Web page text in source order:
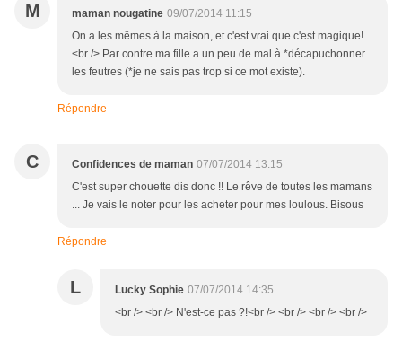
M maman nougatine 09/07/2014 11:15
On a les mêmes à la maison, et c'est vrai que c'est magique!
<br /> Par contre ma fille a un peu de mal à *décapuchonner
les feutres (*je ne sais pas trop si ce mot existe).
Répondre
C Confidences de maman 07/07/2014 13:15
C'est super chouette dis donc !! Le rêve de toutes les mamans
... Je vais le noter pour les acheter pour mes loulous. Bisous
Répondre
L Lucky Sophie 07/07/2014 14:35
<br /> <br /> N'est-ce pas ?!<br /> <br /> <br /> <br />